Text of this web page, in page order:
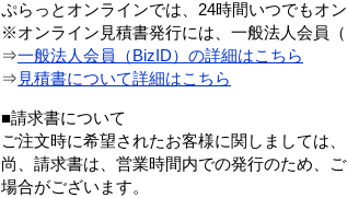
ぷらっとオンラインでは、24時間いつでもオ
※オンライン見積書発行には、一般法人会員（
⇒一般法人会員（BizID）の詳細はこちら
⇒ 見積書について詳細はこちら
■請求書について
ご注文時に希望されたお客様に関しましては
尚、請求書は、営業時間内での発行のため、
場合がございます。